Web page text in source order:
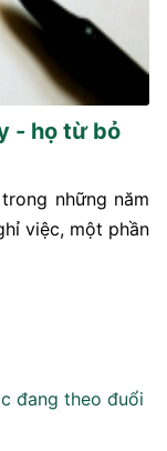
- họ từ bỏ
những năm
việc, một phần
đang theo đuổi